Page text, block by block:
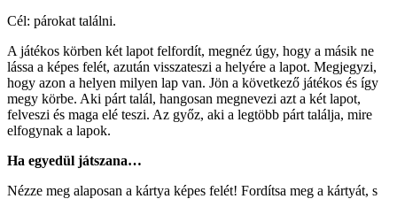
Cél: párokat találni.
A játékos körben két lapot felfordít, megnéz úgy, hogy a másik ne
lássa a képes felét, azután visszateszi a helyére a lapot. Megjegyzi,
hogy azon a helyen milyen lap van. Jön a következő játékos és így
megy körbe. Aki párt talál, hangosan megnevezi azt a két lapot,
felveszi és maga elé teszi. Az győz, aki a legtöbb párt találja, mire
elfogynak a lapok.
Ha egyedül játszana…
Nézze meg alaposan a kártya képes felét! Fordítsa meg a kártyát, s